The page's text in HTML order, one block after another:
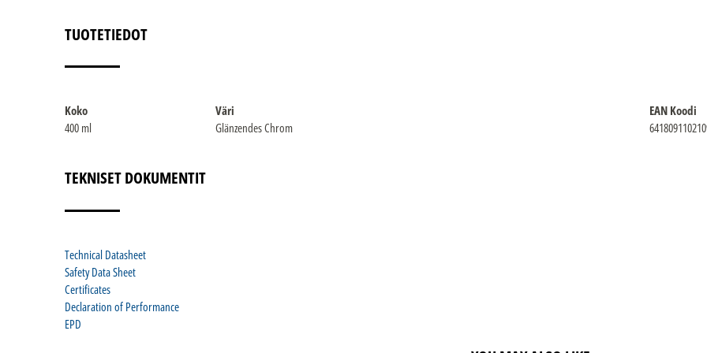
TUOTETIEDOT
Koko Väri
EAN Koodi
400 ml
Glänzendes Chrom
TEKNISET DOKUMENTIT
Technical Datasheet
Safety Data Sheet
Certificates
Declaration of Performance
EPD